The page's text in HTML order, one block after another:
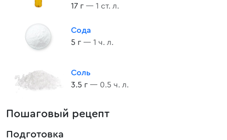
17 г — 1 ст. л.
Сода
5 г — 1 ч. л.
Соль
3.5 г — 0.5 ч. л.
Пошаговый рецепт
Подготовка